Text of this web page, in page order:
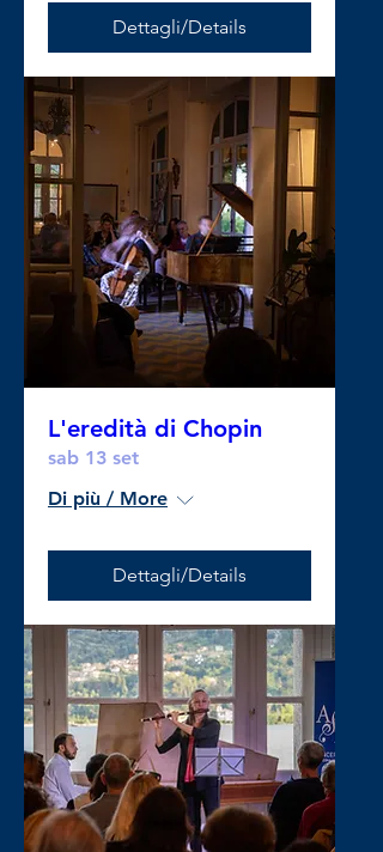
Dettagli/Details
L'eredità di Chopin
sab 13 set
Di più / More
Dettagli/Details